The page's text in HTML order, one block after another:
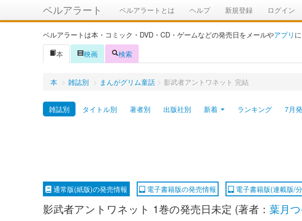
ベルアラート ベルアラートとは ヘルプ 新規登録 ログイン
ベルアラートは本・コミック・DVD・CD・ゲームなどの発売日をメールやアプリ
本
映画 検索
本 > 雑誌別 > まんがグリム童話 > 影武者アントワネット 完結
雑誌別 タイトル別 著者別 出版社別 新着 ランキング 7月
通常版(紙版)の発売情報 電子書籍版の発売情報 電子書籍版(連載版/
影武者アントワネット 1巻の発売日未定 (著者： 葉月